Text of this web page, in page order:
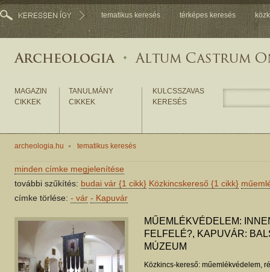
tematikus keresés térképes keresés
MAGAZIN
CIKKEK
TANULMÁNY
CIKKEK
KULCSSZAVAS
KERESÉS
archeologia.hu tematikus keresés
minden címke megjelenítése
további szűkítés: budai vár {1 cikk} Közkincskereső {1 cikk}
címke törlése: - vár - Kapuvár
MŰEMLÉKVÉDELEM:
FELFELÉ?, KAPUVÁR:
MÚZEUM
Közkincs-kereső: műemlékvédelem,